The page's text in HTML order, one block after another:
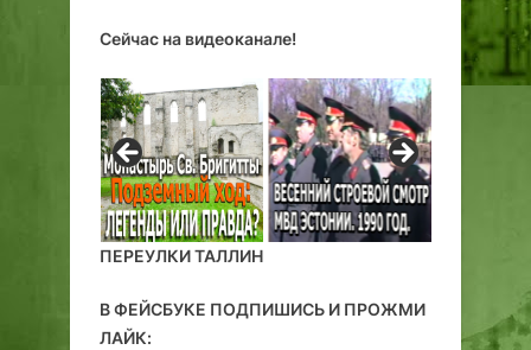
Сейчас на видеоканале!
ПЕРЕУЛКИ ТАЛЛИН
В ФЕЙСБУКЕ ПОДПИШИСЬ И ПРОЖМИ
ЛАЙК: